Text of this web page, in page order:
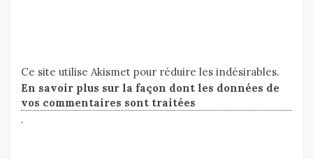
Ce site utilise Akismet pour réduire les indésirables.
En savoir plus sur la façon dont les données de
vos commentaires sont traitées
.